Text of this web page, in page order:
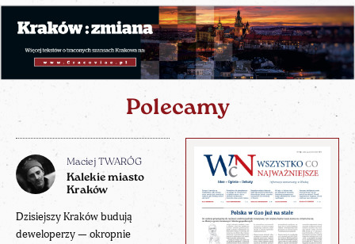
Polecamy
Maciej TWARÓG
Kalekie miasto
Kraków
Dzisiejszy Kraków budują
deweloperzy — okropnie